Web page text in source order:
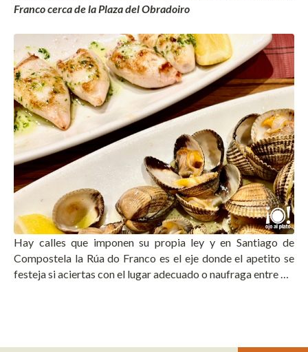
Franco cerca de la Plaza del Obradoiro
Hay calles que imponen su propia ley y en Santiago de
Compostela la Rúa do Franco es el eje donde el apetito se
festeja si aciertas con el lugar adecuado o naufraga entre …